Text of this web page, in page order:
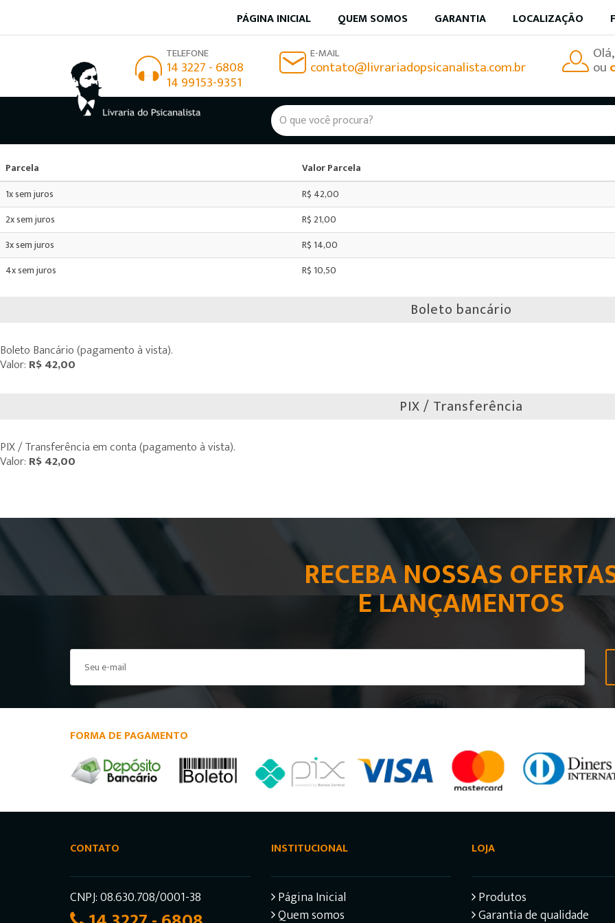
PÁGINA INICIAL QUEM SOMOS GARANTIA LOCALIZAÇÃO
TELEFONE
14 3227 - 6808
14 99153-9351
E-MAIL
contato@livrariadopsicanalista.com.br ou
Parcela
Valor Parcela
1x sem juros
R$ 42,00
2x sem juros
R$ 21,00
3x sem juros
R$ 14,00
4x sem juros
R$ 10,50
Boleto bancário
Boleto Bancário (pagamento à vista).
Valor: R$ 42,00
PIX / Transferência
PIX / Transferência em conta (pagamento à vista).
Valor: R$ 42,00
RECEBA NOSSAS
E LANÇAMENTOS
FORMA DE PAGAMENTO
CONTATO
CNPJ: 08.630.708/0001-38
INSTITUCIONAL
Página Inicial
Quem somos
LOJA
Produtos
Garantia de qualidade